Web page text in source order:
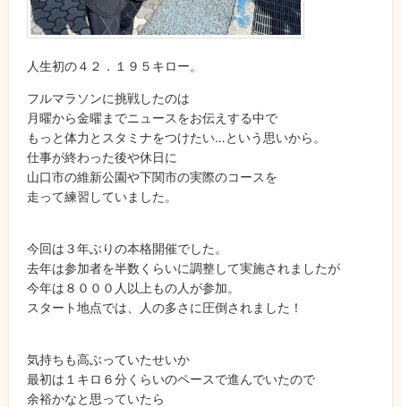
人生初の４２．１９５キロー。
フルマラソンに挑戦したのは
月曜から金曜までニュースをお伝えする中で
もっと体力とスタミナをつけたい…という思いから。
仕事が終わった後や休日に
山口市の維新公園や下関市の実際のコースを
走って練習していました。
今回は３年ぶりの本格開催でした。
去年は参加者を半数くらいに調整して実施されましたが
今年は８０００人以上もの人が参加。
スタート地点では、人の多さに圧倒されました！
気持ちも高ぶっていたせいか
最初は１キロ６分くらいのペースで進んでいたので
余裕かなと思っていたら